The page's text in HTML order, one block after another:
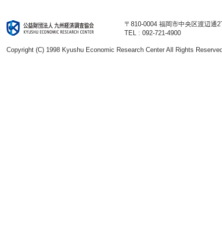
〒810-0004 福岡市中央区渡辺通
TEL : 092-721-4900
Copyright (C) 1998 Kyushu Economic Research Center All Rights